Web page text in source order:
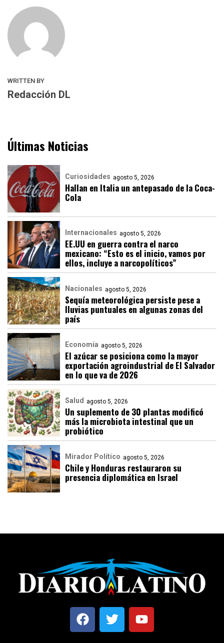
WRITTEN BY
Redacción DL
Últimas Noticias
Curiosidades agosto 5, 2026
Hallan en Italia un antepasado de la Coca-
Cola
Internacionales agosto 5, 2026
EE.UU en guerra contra el narco
mexicano: “Esto es el inicio, vamos por
ellos, incluye a narcopolíticos”
Nacionales agosto 5, 2026
Sequía meteorológica persiste pese a
lluvias puntuales en algunas zonas del
país
Economía agosto 5, 2026
El azúcar se posiciona como la mayor
exportación agroindustrial de El Salvador
en lo que va de 2026
Salud agosto 5, 2026
Un suplemento de 30 plantas modificó
más la microbiota intestinal que un
probiótico
Mirador Político agosto 5, 2026
Chile y Honduras restauraron su
presencia diplomática en Israel